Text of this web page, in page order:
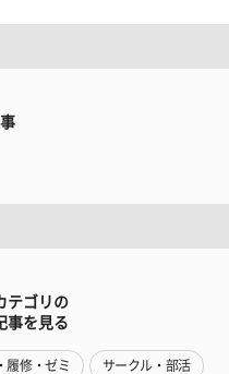
テゴリの
事を見る
履修・ゼミ サークル・部活